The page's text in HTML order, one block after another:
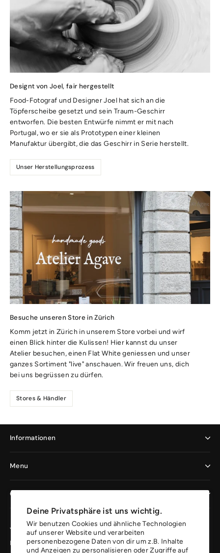
Deine Privatsphäre ist uns wichtig.
Wir benutzen Cookies und ähnliche Technologien
auf unserer Website und verarbeiten
personenbezogene Daten von dir um z.B. Inhalte
und Anzeigen zu personalisieren oder Zugriffe auf
Designt von Joel, fair hergestellt
Food-Fotograf und Designer Joel hat sich an die
Töpferscheibe gesetzt und sein Traum-Geschirr
entworfen. Die besten Entwürfe nimmt er mit nach
Portugal, wo er sie als Prototypen einer kleinen
Manufaktur übergibt, die das Geschirr in Serie herstellt.
Unser Herstellungsprozess
Besuche unseren Store in Zürich
Komm jetzt in Zürich in unserem Store vorbei und wirf
einen Blick hinter die Kulissen! Hier kannst du unser
Atelier besuchen, einen Flat White geniessen und unser
ganzes Sortiment "live" anschauen. Wir freuen uns, dich
bei uns begrüssen zu dürfen.
Stores & Händler
Informationen
Menu
Geschäftskunden
Jetzt registrieren und profitieren
Erhalte 10% auf deine erste Bestellung.